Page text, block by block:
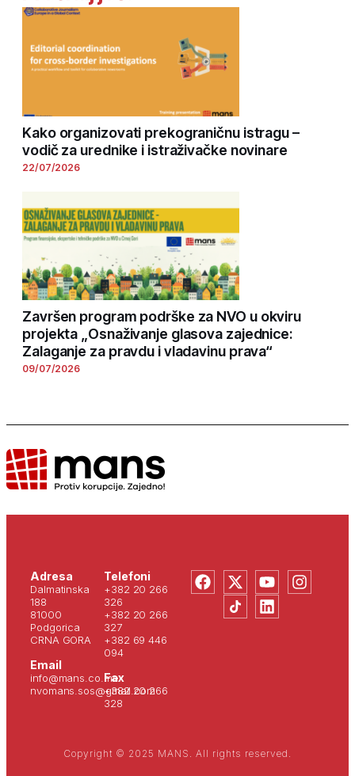
Kako organizovati prekograničnu istragu –
vodič za urednike i istraživačke novinare
22/07/2026
Završen program podrške za NVO u okviru
projekta „Osnaživanje glasova zajednice:
Zalaganje za pravdu i vladavinu prava“
09/07/2026
Adresa
Dalmatinska
188
81000
Podgorica
CRNA GORA
Email
info@mans.co.me
nvomans.sos@gmail.com
Telefoni
+382 20 266
326
+382 20 266
327
+382 69 446
094
Fax
+382 20 266
328
Copyright © 2025 MANS. All rights reserved.